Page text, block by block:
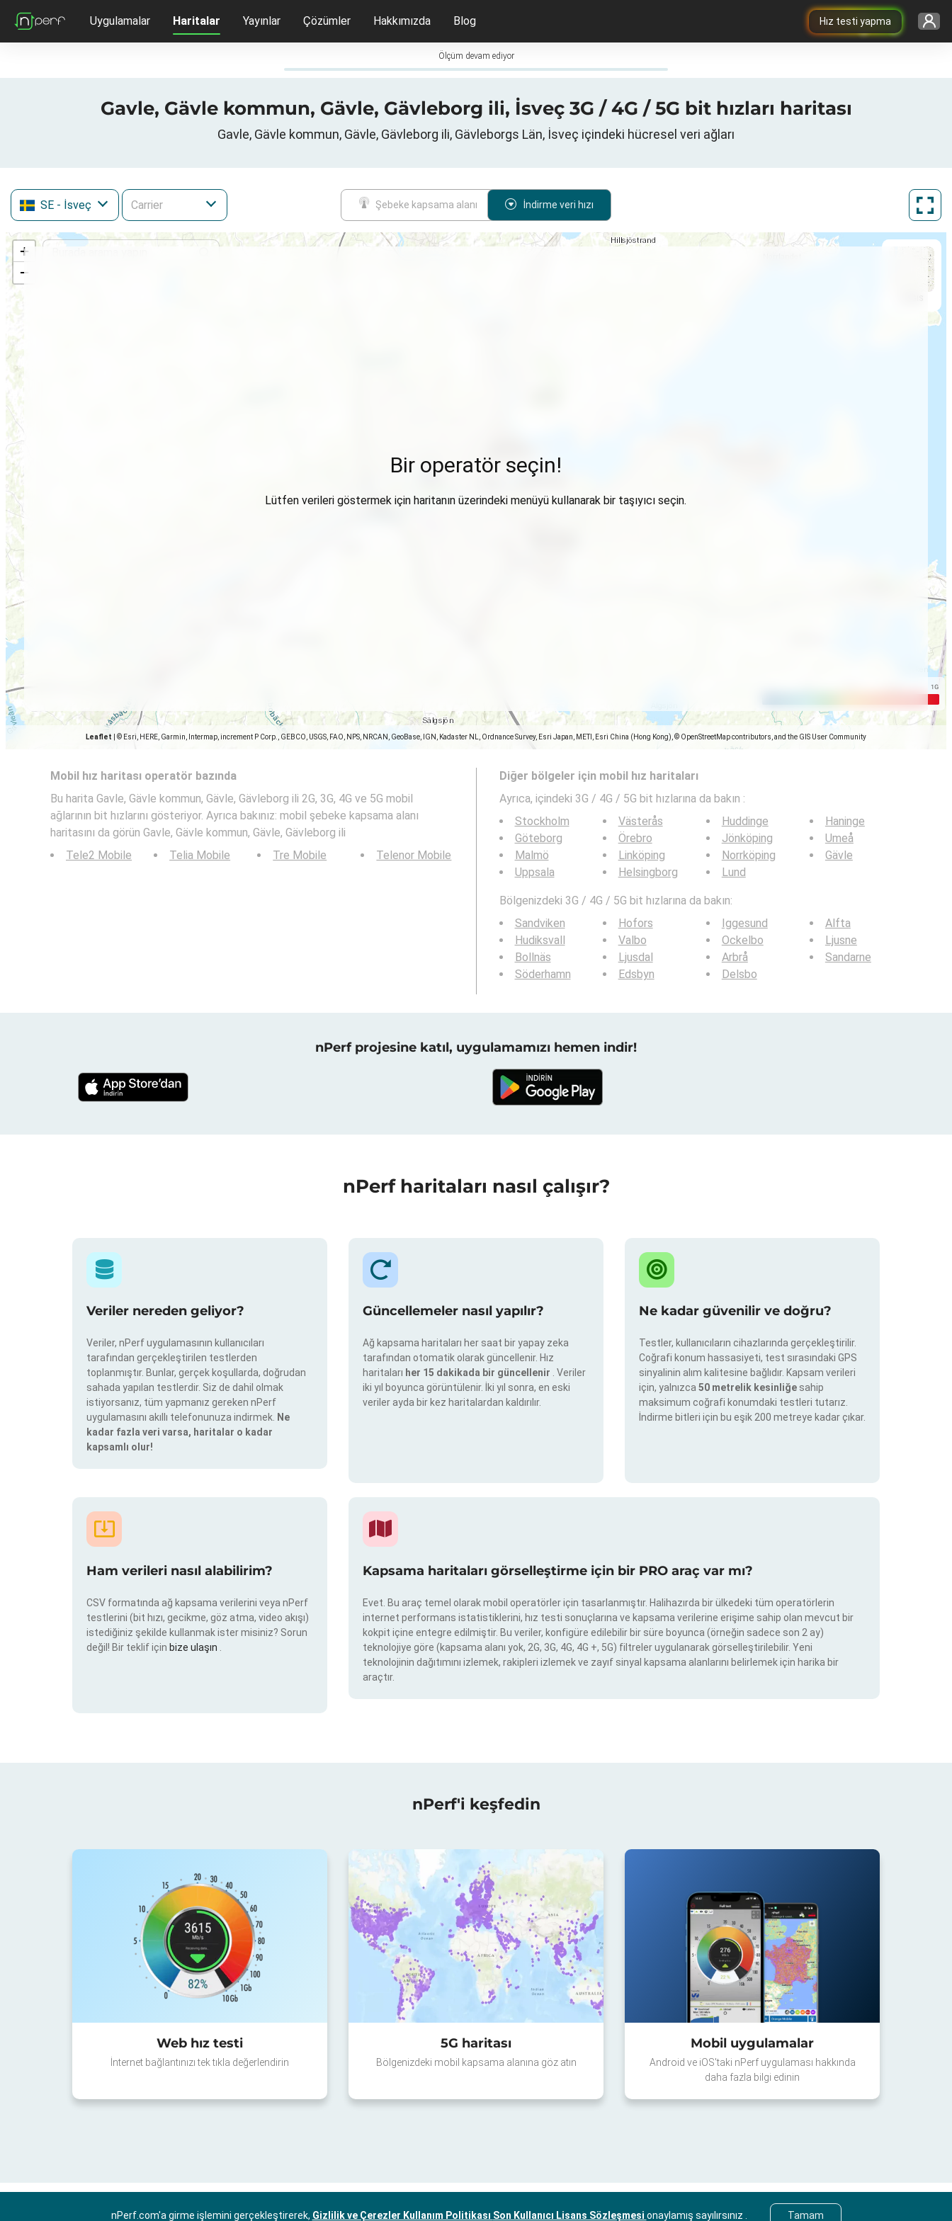
Hız testi yapma
Uygulamalar Haritalar Yayınlar Çözümler Hakkımızda Blog
Ölçüm devam ediyor
Gavle, Gävle kommun, Gävle, Gävleborg ili, İsveç 3G / 4G / 5G bit hızları haritası
Gavle, Gävle kommun, Gävle, Gävleborg ili, Gävleborgs Län, İsveç içindeki hücresel veri ağları
SE - İsveç Şebeke kapsama alanı İndirme veri hızı
+
−
Leaflet © Esri, HERE, Garmin, Intermap, increment P Corp., GEBCO, USGS, FAO, NPS, NRCAN, GeoBase, IGN, Kadaster NL, Ordnance Survey, Esri Japan, METI, Esri China (Hong Kong), © OpenStreetMap contributors, and the GIS User Community
Bir operatör seçin!
Lütfen verileri göstermek için haritanın üzerindeki menüyü kullanarak bir taşıyıcı seçin.
Mobil hız haritası operatör bazında
Bu harita Gavle, Gävle kommun, Gävle, Gävleborg ili 2G, 3G, 4G ve 5G mobil
ağlarının bit hızlarını gösteriyor. Ayrıca bakınız: mobil şebeke kapsama alanı
haritasını da görün Gavle, Gävle kommun, Gävle, Gävleborg ili
Tele2 Mobile
Telia Mobile Tre Mobile Telenor Mobile
Diğer bölgeler için mobil hız haritaları
Ayrıca, içindeki 3G / 4G / 5G bit hızlarına da bakın :
Stockholm
Göteborg
Malmö
Uppsala
Västerås
Örebro
Linköping
Helsingborg
Huddinge
Jönköping
Norrköping
Lund
Haninge
Umeå
Gävle
Bölgenizdeki 3G / 4G / 5G bit hızlarına da bakın:
Sandviken
Hudiksvall
Bollnäs
Söderhamn
Hofors
Valbo
Ljusdal
Edsbyn
Iggesund
Ockelbo
Arbrå
Delsbo
Alfta
Ljusne
Sandarne
nPerf projesine katıl, uygulamamızı hemen indir!
nPerf haritaları nasıl çalışır?
Veriler nereden geliyor?
Veriler, nPerf uygulamasının kullanıcıları
tarafından gerçekleştirilen testlerden
toplanmıştır. Bunlar, gerçek koşullarda, doğrudan
sahada yapılan testlerdir. Siz de dahil olmak
istiyorsanız, tüm yapmanız gereken nPerf
uygulamasını akıllı telefonunuza indirmek. Ne
kadar fazla veri varsa, haritalar o kadar
kapsamlı olur!
Güncellemeler nasıl yapılır?
Ağ kapsama haritaları her saat bir yapay zeka
tarafından otomatik olarak güncellenir. Hız
haritaları her 15 dakikada bir güncellenir
. Veriler
iki yıl boyunca görüntülenir. İki yıl sonra, en eski
veriler ayda bir kez haritalardan kaldırılır.
Ne kadar güvenilir ve doğru?
Testler, kullanıcıların cihazlarında gerçekleştirilir.
Coğrafi konum hassasiyeti, test sırasındaki GPS
sinyalinin alım kalitesine bağlıdır. Kapsam verileri
için, yalnızca 50 metrelik kesinliğe sahip
maksimum coğrafi konumdaki testleri tutarız.
İndirme bitleri için bu eşik 200 metreye kadar çıkar.
Ham verileri nasıl alabilirim?
CSV formatında ağ kapsama verilerini veya nPerf
testlerini (bit hızı, gecikme, göz atma, video akışı)
istediğiniz şekilde kullanmak ister misiniz? Sorun
değil! Bir teklif için bize ulaşın
Kapsama haritaları görselleştirme için bir PRO araç var mı?
Evet. Bu araç temel olarak mobil operatörler için tasarlanmıştır. Halihazırda bir ülkedeki tüm operatörlerin
internet performans istatistiklerini, hız testi sonuçlarına ve kapsama verilerine erişime sahip olan mevcut bir
kokpit içine entegre edilmiştir. Bu veriler, konfigüre edilebilir bir süre boyunca (örneğin sadece son 2 ay)
teknolojiye göre (kapsama alanı yok, 2G, 3G, 4G, 4G +, 5G) filtreler uygulanarak görselleştirilebilir. Yeni
teknolojinin dağıtımını izlemek, rakipleri izlemek ve zayıf sinyal kapsama alanlarını belirlemek için harika bir
araçtır.
nPerf'i keşfedin
Web hız testi
İnternet bağlantınızı tek tıkla değerlendirin
5G haritası
Bölgenizdeki mobil kapsama alanına göz atın
Mobil uygulamalar
Android ve iOS'taki nPerf uygulaması hakkında
daha fazla bilgi edinin
nPerf.com'a girme işlemini gerçekleştirerek, Gizlilik ve Çerezler Kullanım Politikası Son Kullanıcı Lisans Sözleşmesi onaylamış sayılırsınız . Tamam